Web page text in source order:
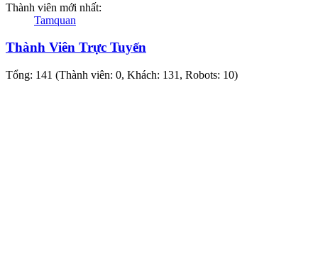
Thành viên mới nhất:
Tamquan
Thành Viên Trực Tuyến
Tổng: 141 (Thành viên: 0, Khách: 131, Robots: 10)